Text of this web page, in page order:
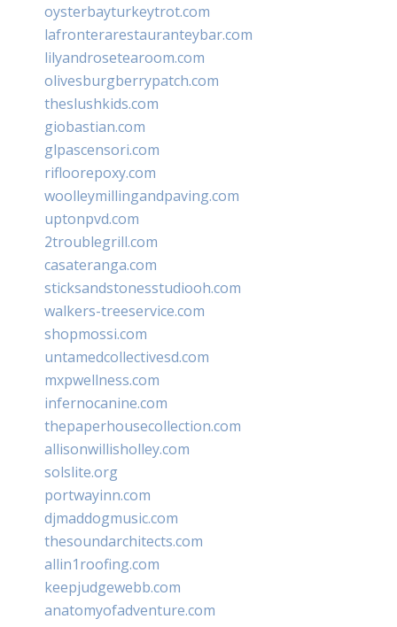
oysterbayturkeytrot.com
lafronterarestauranteybar.com
lilyandrosetearoom.com
olivesburgberrypatch.com
theslushkids.com
giobastian.com
glpascensori.com
rifloorepoxy.com
woolleymillingandpaving.com
uptonpvd.com
2troublegrill.com
casateranga.com
sticksandstonesstudiooh.com
walkers-treeservice.com
shopmossi.com
untamedcollectivesd.com
mxpwellness.com
infernocanine.com
thepaperhousecollection.com
allisonwillisholley.com
solslite.org
portwayinn.com
djmaddogmusic.com
thesoundarchitects.com
allin1roofing.com
keepjudgewebb.com
anatomyofadventure.com